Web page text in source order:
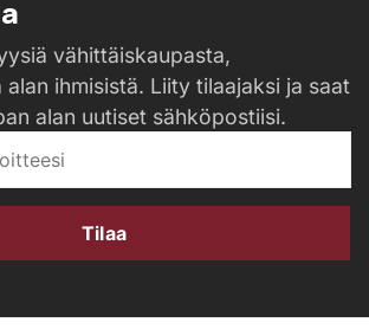
vähittäiskaupasta,
ihmisistä. Liity tilaajaksi ja saat
alan uutiset sähköpostiisi.
Tilaa